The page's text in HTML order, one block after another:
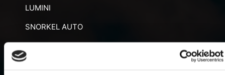
LUMINI
SNORKEL AUTO
ACCESORII RECUPERARE